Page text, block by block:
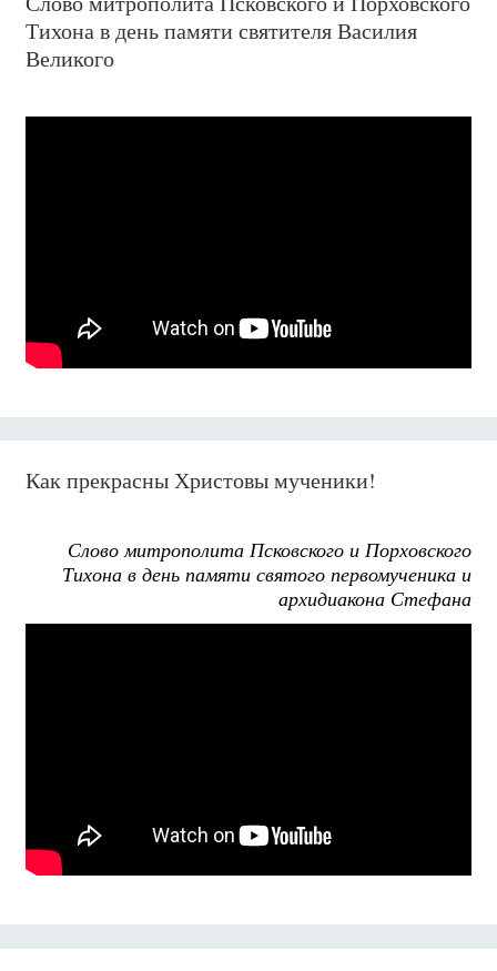
Тихона в день памяти святителя Василия
Великого
Как прекрасны Христовы мученики!
Слово митрополита Псковского и Порховского
Тихона в день памяти святого первомученика и
архидиакона Стефана